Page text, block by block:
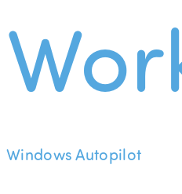
Windows Autopilot